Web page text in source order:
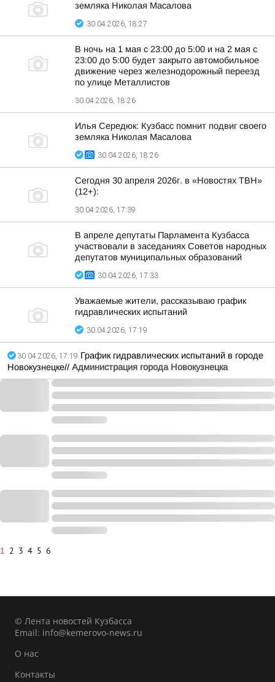
земляка Николая Масалова
30.04.2026, 18:27
В ночь на 1 мая с 23:00 до 5:00 и на 2 мая с
23:00 до 5:00 будет закрыто автомобильное
движение через железнодорожный переезд
по улице Металлистов
30.04.2026, 18:26
Илья Середюк: Кузбасс помнит подвиг своего
земляка Николая Масалова
30.04.2026, 18:26
Сегодня 30 апреля 2026г. в «Новостях ТВН»
(12+):
30.04.2026, 17:39
В апреле депутаты Парламента Кузбасса
участвовали в заседаниях Советов народных
депутатов муниципальных образований
30.04.2026, 17:33
Уважаемые жители, рассказываю график
гидравлических испытаний
30.04.2026, 17:19
30.04.2026, 17:19 График гидравлических испытаний в городе
Новокузнецке// Администрация города Новокузнецка
1 2 3 4 5 6
© Лента новостей Кузбасса
Email: info@kemerovo-news.ru
О нас
Контакты